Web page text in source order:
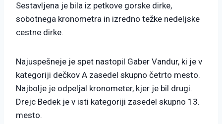
Sestavljena je bila iz petkove gorske dirke,
sobotnega kronometra in izredno težke nedeljske
cestne dirke.
Najuspešneje je spet nastopil Gaber Vandur, ki je v
kategoriji dečkov A zasedel skupno četrto mesto.
Najbolje je odpeljal kronometer, kjer je bil drugi.
Drejc Bedek je v isti kategoriji zasedel skupno 13.
mesto.